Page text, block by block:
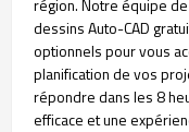
dessins Auto-CAD
optionnels pour vous
planification de vos
répondre dans les 8
efficace et une